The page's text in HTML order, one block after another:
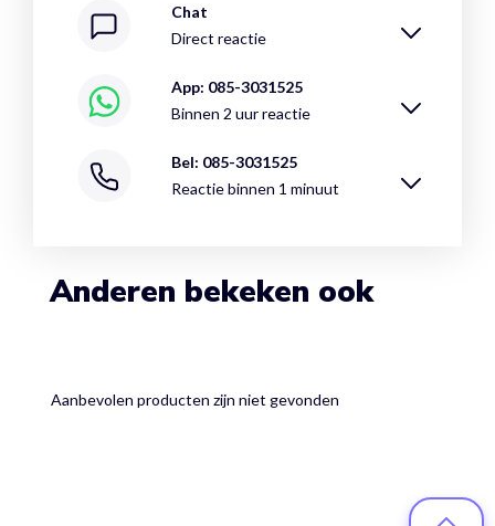
Chat
Direct reactie
App: 085-3031525
Binnen 2 uur reactie
Bel: 085-3031525
Reactie binnen 1 minuut
Anderen bekeken ook
Aanbevolen producten zijn niet gevonden